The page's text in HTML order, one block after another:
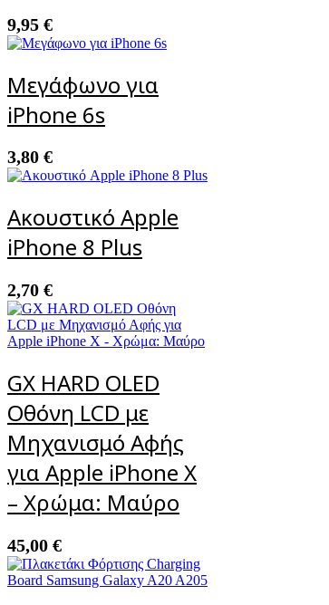
9,95 €
Μεγάφωνο για
iPhone 6s
3,80 €
Ακουστικό Apple
iPhone 8 Plus
2,70 €
GX HARD OLED
Οθόνη LCD με
Μηχανισμό Αφής
για Apple iPhone X
– Χρώμα: Μαύρο
45,00 €